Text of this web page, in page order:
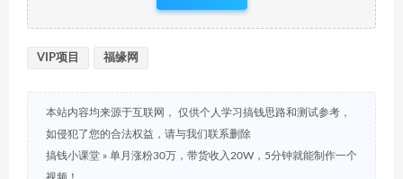
VIP项目 福缘网
本站内容均来源于互联网， 仅供个人学习搞钱思路和测试参考，
如侵犯了您的合法权益，请与我们联系删除
搞钱小课堂 » 单月涨粉30万，带货收入20W，5分钟就能制作一个